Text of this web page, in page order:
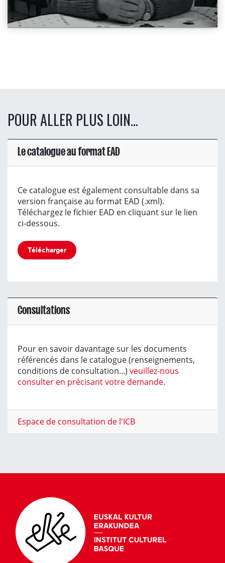
POUR ALLER PLUS LOIN...
Le catalogue au format EAD
Ce catalogue est également consultable dans sa
version française au format EAD (.xml).
Téléchargez le fichier EAD en cliquant sur le lien
ci-dessous.
Télécharger
Consultations
Pour en savoir davantage sur les documents
référencés dans le catalogue (renseignements,
conditions de consultation...) veuillez-nous
consulter en précisant votre demande.
Espace de consultation de l'ICB